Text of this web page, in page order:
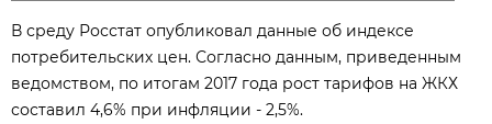
В среду Росстат опубликовал данные об индексе
потребительских цен. Согласно данным, приведенным
ведомством, по итогам 2017 года рост тарифов на ЖКХ
составил 4,6% при инфляции - 2,5%.